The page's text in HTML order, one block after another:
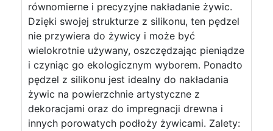
równomierne i precyzyjne nakładanie żywic.
Dzięki swojej strukturze z silikonu, ten pędzel
nie przywiera do żywicy i może być
wielokrotnie używany, oszczędzając pieniądze
i czyniąc go ekologicznym wyborem. Ponadto
pędzel z silikonu jest idealny do nakładania
żywic na powierzchnie artystyczne z
dekoracjami oraz do impregnacji drewna i
innych porowatych podłoży żywicami. Zalety: